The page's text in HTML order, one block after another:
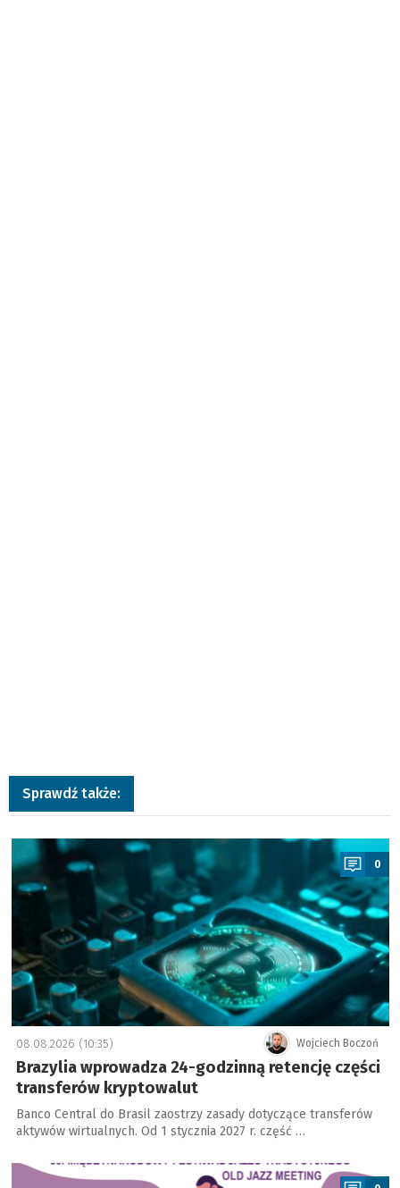
Sprawdź także:
a
0
Wojciech Boczoń
08.08.2026 (10:35)
Brazylia wprowadza 24-godzinną retencję części
transferów kryptowalut
Banco Central do Brasil zaostrzy zasady dotyczące transferów
aktywów wirtualnych. Od 1 stycznia 2027 r. część …
a